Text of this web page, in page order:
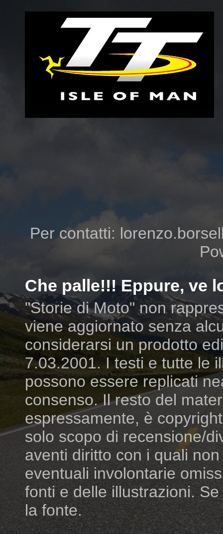
Per contatti:
Che palle!!! Eppure, ve
"Storie di Moto" non
viene aggiornato senza
considerarsi un prodotto
7.03.2001. I testi e tutte le
possono essere replicati
consenso. Il resto del
espressamente, è
solo scopo di recensione/
aventi diritto con i quali
eventuali involontarie
fonti e delle illustrazioni.
la fonte.